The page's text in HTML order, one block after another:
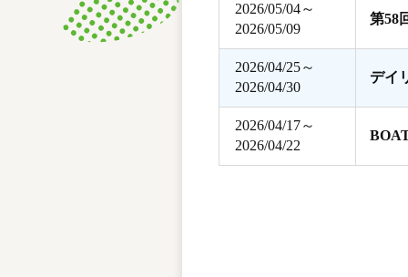
2026/05/04～
2026/05/09
第58
2026/04/25～
2026/04/30
デイ
2026/04/17～
2026/04/22